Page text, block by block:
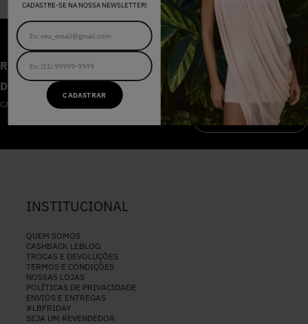
CADASTRE-SE NA NOSSA NEWSLETTER!
CADASTRAR
RECEBA AS NOVIDADES E
DESCONTOS IMPERDÍVEIS
CADASTRE-SE NA NOSSA NEWSLETTER
CADASTRAR
INSTITUCIONAL
QUEM SOMOS
CASHBACK LEBLOG
TROCAS E DEVOLUÇÕES
TERMOS E CONDIÇÕES
NOSSAS LOJAS
POLÍTICAS DE PRIVACIDADE
ENVIOS E ENTREGAS
#LBFRIDAY
SEJA UM REVENDEDOR